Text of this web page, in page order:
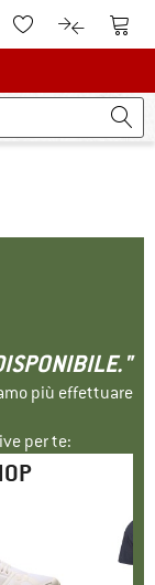
cliente
Alla lista
Al Al
più effettuare
per te: